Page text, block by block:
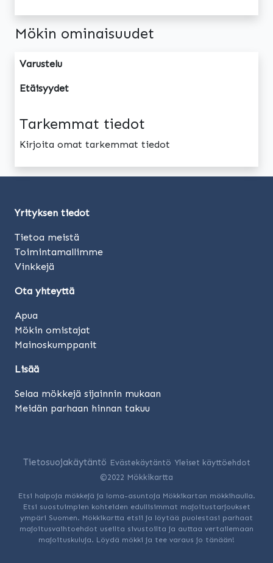
Mökin ominaisuudet
Varustelu
Etäisyydet
Tarkemmat tiedot
Kirjoita omat tarkemmat tiedot
Yrityksen tiedot
Tietoa meistä
Toimintamallimme
Vinkkejä
Ota yhteyttä
Apua
Mökin omistajat
Mainoskumppanit
Lisää
Selaa mökkejä sijainnin mukaan
Meidän parhaan hinnan takuu
Tietosuojakäytäntö Evästekäytäntö Yleiset käyttöehdot
©2022 Mökkikartta
Etsi halpoja mökkejä ja loma-asuntoja Mökkikartan mökkihaulla.
Etsi suostuimpien kohteiden edullisimmat majoitustarjoukset
ympäri Suomen. Mökkikartta etsii ja löytää puolestasi parhaat
majoitusvaihtoehdot useilta sivustoilta ja auttaa vertailemaan
majoituskuluja. Löydä mökki ja tee varaus jo tänään!